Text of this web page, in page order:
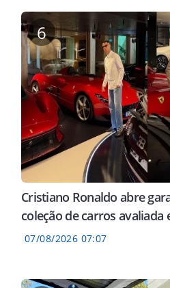
6
Cristiano Ronaldo abre
coleção de carros avaliada
07/08/2026 07:07